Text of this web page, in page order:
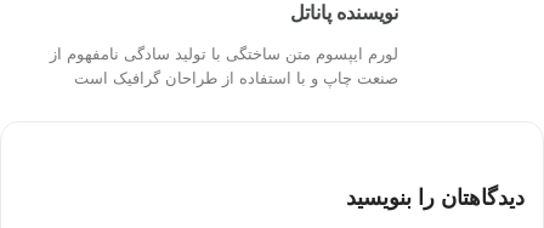
نویسنده پاناتل
لورم ایپسوم متن ساختگی با تولید سادگی نامفهوم از
صنعت چاپ و با استفاده از طراحان گرافیک است
دیدگاهتان را بنویسید